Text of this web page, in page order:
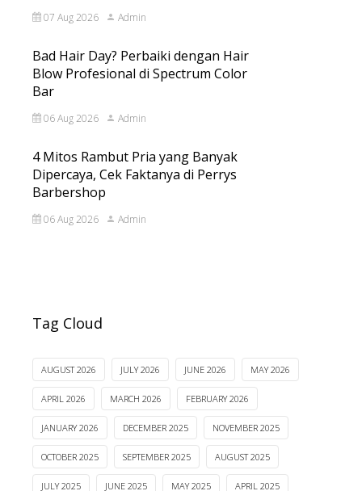
07 Aug 2026 Admin
Bad Hair Day? Perbaiki dengan Hair
Blow Profesional di Spectrum Color
Bar
06 Aug 2026 Admin
4 Mitos Rambut Pria yang Banyak
Dipercaya, Cek Faktanya di Perrys
Barbershop
06 Aug 2026 Admin
Tag Cloud
AUGUST 2026 JULY 2026 JUNE 2026 MAY 2026
APRIL 2026 MARCH 2026 FEBRUARY 2026
JANUARY 2026 DECEMBER 2025 NOVEMBER 2025
OCTOBER 2025 SEPTEMBER 2025 AUGUST 2025
JULY 2025 JUNE 2025 MAY 2025 APRIL 2025